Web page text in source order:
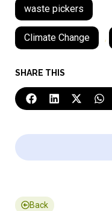
waste pickers
Climate Change ,
SHARE THIS
Back